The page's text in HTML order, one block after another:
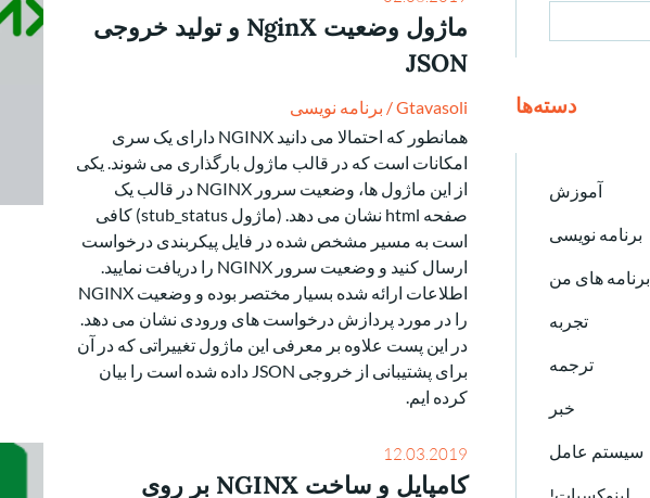
ماژول وضعیت NginX و تولید خروجی
JSON
Gtavasoli
/ برنامه نویسی
همانطور که احتمالا می دانید NGINX دارای یک سری
امکانات است که در قالب ماژول بارگذاری می شوند. یکی
از این ماژول ها، وضعیت سرور NGINX در قالب یک
صفحه html نشان می دهد. (ماژول stub_status) کافی
است به مسیر مشخص شده در فایل پیکربندی درخواست
ارسال کنید و وضعیت سرور NGINX را دریافت نمایید.
اطلاعات ارائه شده بسیار مختصر بوده و وضعیت NGINX
را در مورد پردازش درخواست های ورودی نشان می دهد.
در این پست علاوه بر معرفی این ماژول تغییراتی که در آن
برای پشتیبانی از خروجی JSON داده شده است را بیان
کرده ایم.
12.03.2019
کامپایل و ساخت NGINX بر روی
دسته‌ها
آموزش
برنامه نویسی
برنامه های من
تجربه
ترجمه
خبر
سیستم عامل